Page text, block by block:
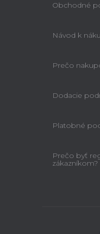
Obchodné
Návod k
Prečo
Dodacie
Platobné
Prečo byť
zákazníkom?